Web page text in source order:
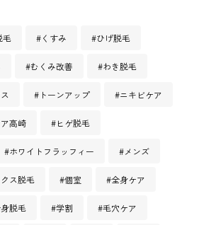
毛 #くすみ #ひげ脱毛
#むくみ改善 #わき脱毛
#トーンアップ #ニキビケア
高崎 #ヒゲ脱毛
#ホワイトフラッフィー #メンズ
ス脱毛 #個室 #全身ケア
脱毛 #学割 #毛穴ケア